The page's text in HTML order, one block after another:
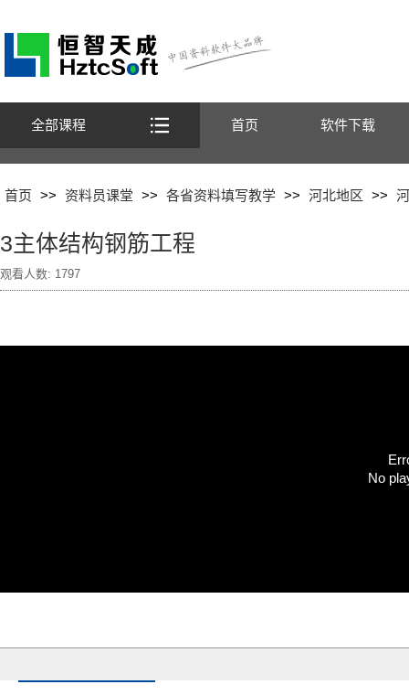
全部课程 首页 软件下载
首页 >> 资料员课堂 >> 各省资料填写教学 >> 河北地区 >>
3主体结构钢筋工程
观看人数: 1797
No